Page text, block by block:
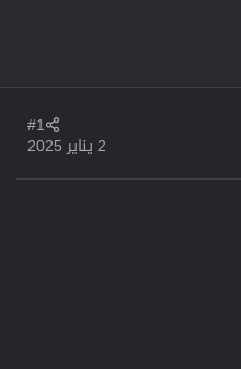
2 يناير 2025
#1